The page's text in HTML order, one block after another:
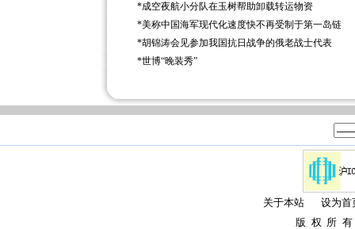
*成空夜航小分队在玉树帮助卸载转运物资
*美称中国海军现代化速度快不再受制于第一岛链
*胡锦涛会见参加我国抗日战争的俄老战士代表
*世博“晚装秀”